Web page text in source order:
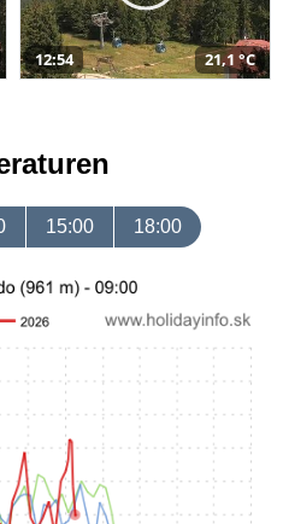
12:54 21,1 °C
15:00 18:00